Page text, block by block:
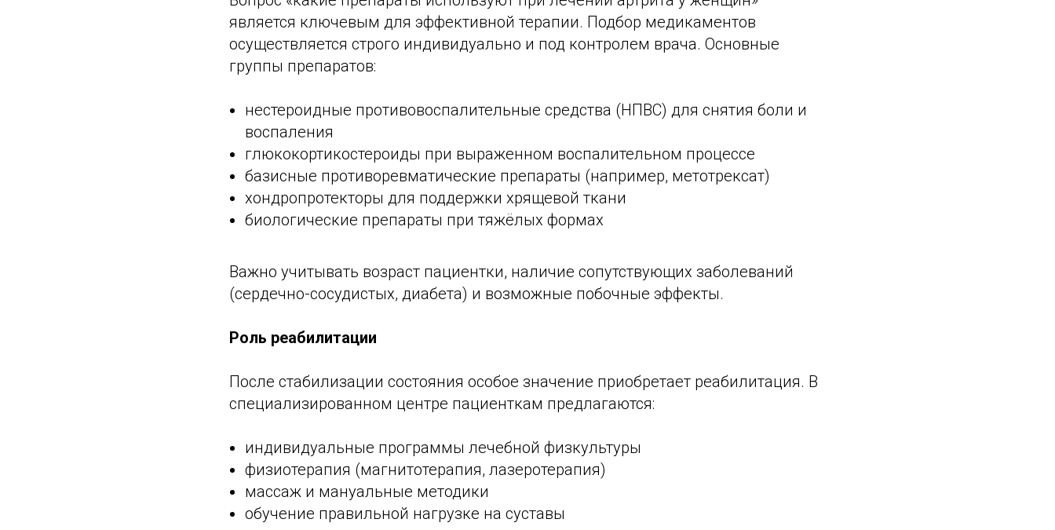
является ключевым для эффективной терапии. Подбор медикаментов
осуществляется строго индивидуально и под контролем врача. Основные
группы препаратов:
нестероидные противовоспалительные средства (НПВС) для снятия боли и
воспаления
глюкокортикостероиды при выраженном воспалительном процессе
базисные противоревматические препараты (например, метотрексат)
хондропротекторы для поддержки хрящевой ткани
биологические препараты при тяжёлых формах
Важно учитывать возраст пациентки, наличие сопутствующих заболеваний
(сердечно-сосудистых, диабета) и возможные побочные эффекты.
Роль реабилитации
После стабилизации состояния особое значение приобретает реабилитация. В
специализированном центре пациенткам предлагаются:
индивидуальные программы лечебной физкультуры
физиотерапия (магнитотерапия, лазеротерапия)
массаж и мануальные методики
обучение правильной нагрузке на суставы